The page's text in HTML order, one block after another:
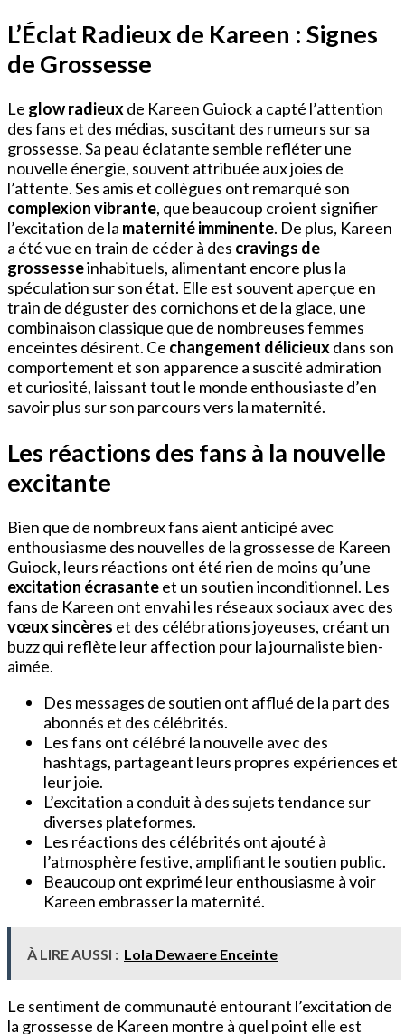
L’Éclat Radieux de Kareen : Signes
de Grossesse
Le glow radieuxde Kareen Guiock a capté l’attention
des fans et des médias, suscitant des rumeurs sur sa
grossesse. Sa peau éclatante semble refléter une
nouvelle énergie, souvent attribuée aux joies de
l’attente. Ses amis et collègues ont remarqué son
complexion vibrante, que beaucoup croient signifier
l’excitation de la maternité imminente. De plus, Kareen
a été vue en train de céder à des cravings de
grossesseinhabituels, alimentant encore plus la
spéculation sur son état. Elle est souvent aperçue en
train de déguster des cornichons et de la glace, une
combinaison classique que de nombreuses femmes
enceintes désirent. Ce changement délicieuxdans son
comportement et son apparence a suscité admiration
et curiosité, laissant tout le monde enthousiaste d’en
savoir plus sur son parcours vers la maternité.
Les réactions des fans à la nouvelle
excitante
Bien que de nombreux fans aient anticipé avec
enthousiasme des nouvelles de la grossesse de Kareen
Guiock, leurs réactions ont été rien de moins qu’une
excitation écrasanteet un soutien inconditionnel. Les
fans de Kareen ont envahi les réseaux sociaux avec des
vœux sincères et des célébrations joyeuses, créant un
buzz qui reflète leur affection pour la journaliste bien-
aimée.
Des messages de soutien ont afflué de la part des
abonnés et des célébrités.
Les fans ont célébré la nouvelle avec des
hashtags, partageant leurs propres expériences et
leur joie.
L’excitation a conduit à des sujets tendance sur
diverses plateformes.
Les réactions des célébrités ont ajouté à
l’atmosphère festive, amplifiant le soutien public.
Beaucoup ont exprimé leur enthousiasme à voir
Kareen embrasser la maternité.
À LIRE AUSSI : Lola Dewaere Enceinte
Le sentiment de communauté entourant l’excitation de
la grossesse de Kareen montre à quel point elle est